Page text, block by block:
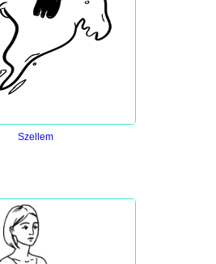
Szellem